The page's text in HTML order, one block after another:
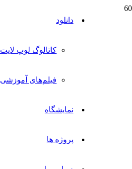
دانلود
کاتالوگ‌ لوپ لایت
فیلم‌های آموزشی
نمایشگاه
پروژه ها